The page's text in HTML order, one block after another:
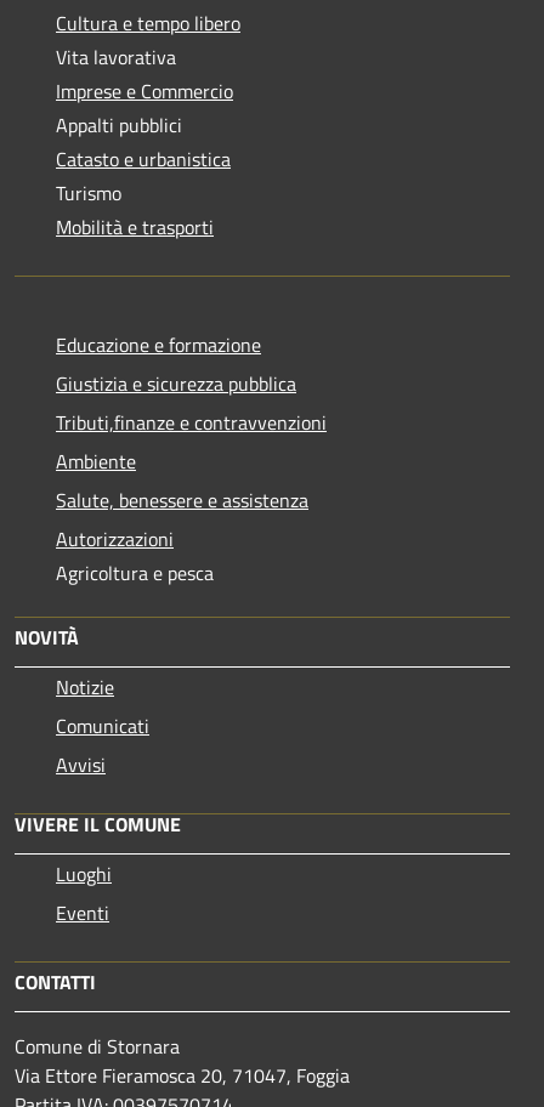
Cultura e tempo libero
Vita lavorativa
Imprese e Commercio
Appalti pubblici
Catasto e urbanistica
Turismo
Mobilità e trasporti
Educazione e formazione
Giustizia e sicurezza pubblica
Tributi,finanze e contravvenzioni
Ambiente
Salute, benessere e assistenza
Autorizzazioni
Agricoltura e pesca
NOVITÀ
Notizie
Comunicati
Avvisi
VIVERE IL COMUNE
Luoghi
Eventi
CONTATTI
Comune di Stornara
Via Ettore Fieramosca 20, 71047, Foggia